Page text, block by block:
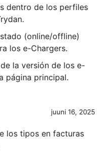
dentro de los perfiles
(online/offline)
los e-Chargers.
la versión de los e-
página principal.
juuni 16, 2025
los tipos en facturas